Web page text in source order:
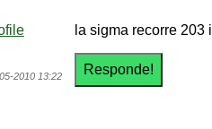
2010 13:22
la sigma recorre 203